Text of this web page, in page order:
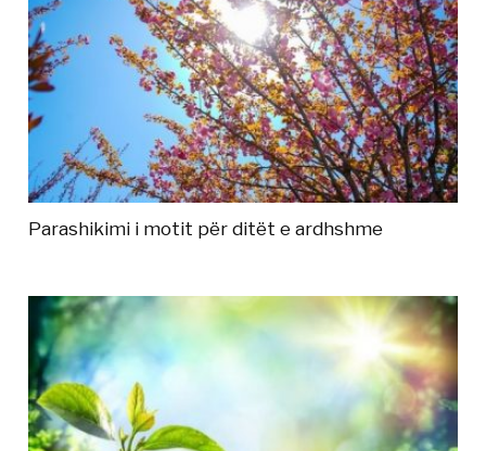
Parashikimi i motit për ditët e ardhshme